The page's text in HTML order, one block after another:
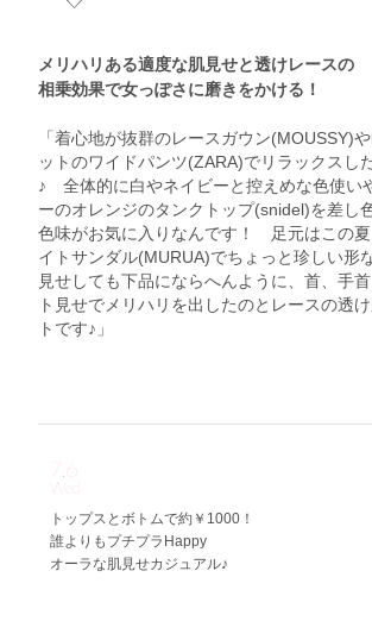
メリハリある適度な肌見せと透けレースの
相乗効果で女っぽさに磨きをかける！
「着心地が抜群のレースガウン(MOUSSY)
ットのワイドパンツ(ZARA)でリラックスし
♪ 全体的に白やネイビーと控えめな色使い
ーのオレンジのタンクトップ(snidel)を差し
色味がお気に入りなんです！ 足元はこの夏
イトサンダル(MURUA)でちょっと珍しい形
見せしても下品にならへんように、首、手
ト見せでメリハリを出したのとレースの透
トです♪」
7.6
Wed
トップスとボトムで約￥1000！
誰よりもプチプラHappy
オーラな肌見せカジュアル♪